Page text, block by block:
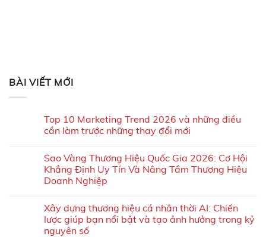
BÀI VIẾT MỚI
Top 10 Marketing Trend 2026 và những điều
cần làm trước những thay đổi mới
Sao Vàng Thương Hiệu Quốc Gia 2026: Cơ Hội
Khẳng Định Uy Tín Và Nâng Tầm Thương Hiệu
Doanh Nghiệp
Xây dựng thương hiệu cá nhân thời AI: Chiến
lược giúp bạn nổi bật và tạo ảnh hưởng trong kỷ
nguyên số